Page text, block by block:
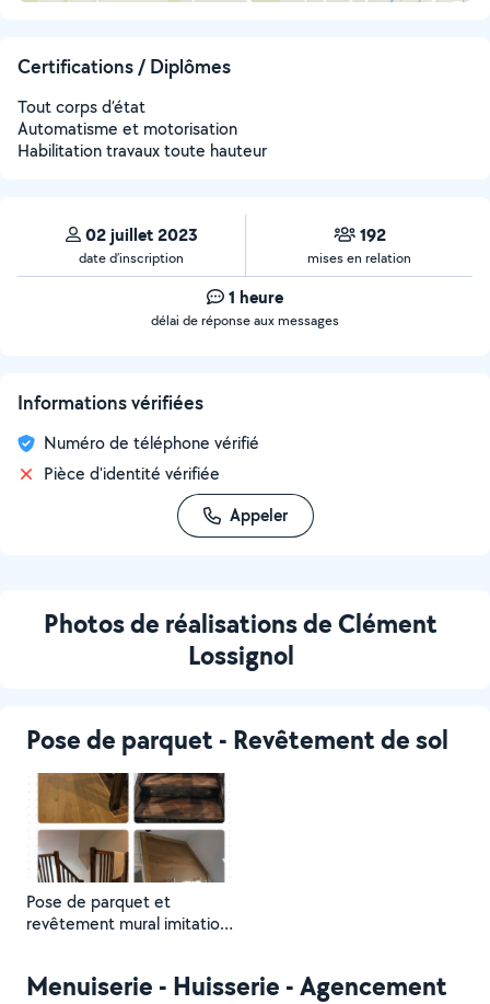
Certifications / Diplômes
Tout corps d’état
Automatisme et motorisation
Habilitation travaux toute hauteur
02 juillet 2023
date d’inscription
192
mises en relation
1 heure
délai de réponse aux messages
Informations vérifiées
Numéro de téléphone vérifié
Pièce d'identité vérifiée
Appeler
Photos de réalisations de Clément
Lossignol
Pose de parquet - Revêtement de sol
Pose de parquet et
revêtement mural imitation
Menuiserie - Huisserie - Agencement